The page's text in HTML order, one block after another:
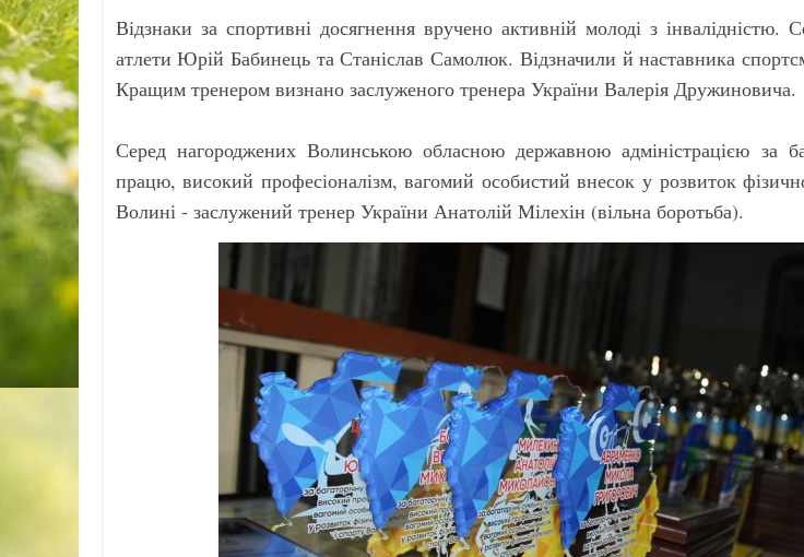
Відзнаки за спортивні досягнення вручено активній молоді з
атлети Юрій Бабинець та Станіслав Самолюк. Відзначили й наставника
Кращим тренером визнано заслуженого тренера України Валерія Дружиновича.
Серед нагороджених Волинською обласною державною адміністрацією за
працю, високий професіоналізм, вагомий особистий внесок у розвиток
Волині - заслужений тренер України Анатолій Мілехін (вільна боротьба).